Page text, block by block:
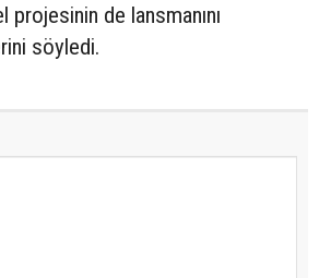
de lansmanını
söyledi.